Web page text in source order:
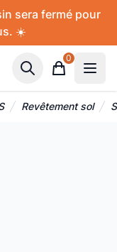
sera fermé pour
☀️
Panier
0
Revêtement sol